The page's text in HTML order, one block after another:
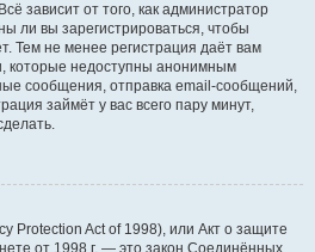
зависит от того, как администратор
ли вы зарегистрироваться, чтобы
Тем не менее регистрация даёт вам
которые недоступны анонимным
сообщения, отправка email-сообщений,
займёт у вас всего пару минут,
Protection Act of 1998), или Акт о защите
от 1998 г. — это закон Соединённых